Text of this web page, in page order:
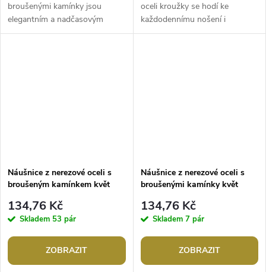
broušenými kamínky jsou
elegantním a nadčasovým
šperkem, který podtrhne vaši
oceli kroužky se hodí ke
každodennímu nošení i
slavnostním příležitostem. Dole
Náušnice z nerezové oceli s
broušeným kamínkem květ
134,76 Kč
Skladem 53 pár
ZOBRAZIT
Náušnice z nerezové oceli s
broušenými kamínky květ
134,76 Kč
Skladem 7 pár
ZOBRAZIT